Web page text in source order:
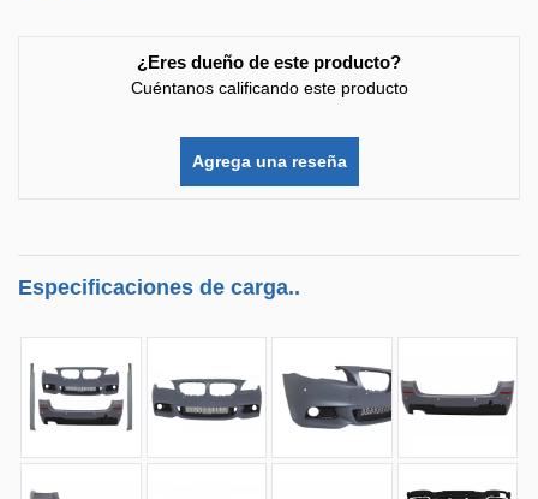
¿Eres dueño de este producto?
Cuéntanos calificando este producto
Agrega una reseña
Especificaciones de carga..